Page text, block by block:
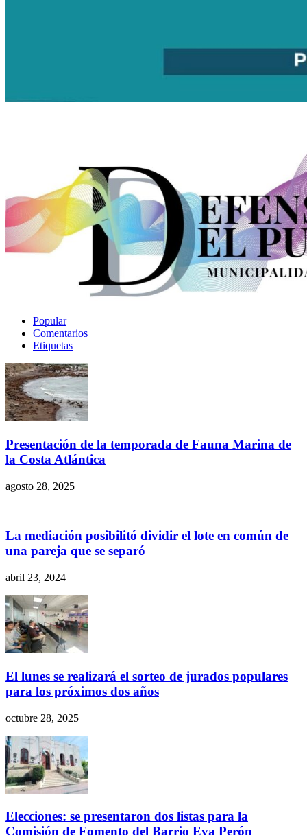
Popular
Comentarios
Etiquetas
Presentación de la temporada de Fauna Marina de
la Costa Atlántica
agosto 28, 2025
La mediación posibilitó dividir el lote en común de
una pareja que se separó
abril 23, 2024
El lunes se realizará el sorteo de jurados populares
para los próximos dos años
octubre 28, 2025
Elecciones: se presentaron dos listas para la
Comisión de Fomento del Barrio Eva Perón